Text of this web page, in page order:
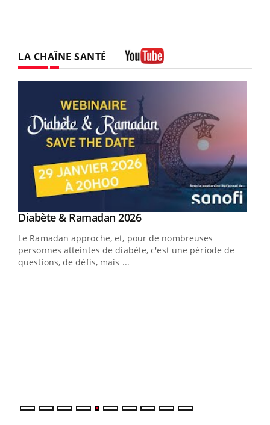
LA CHAÎNE SANTÉ
Youtube
Diabète & Ramadan 2026Youtube
Le Ramadan approche, et, pour de nombreuses
personnes atteintes de diabète, c'est une période de
questions, de défis, mais ...